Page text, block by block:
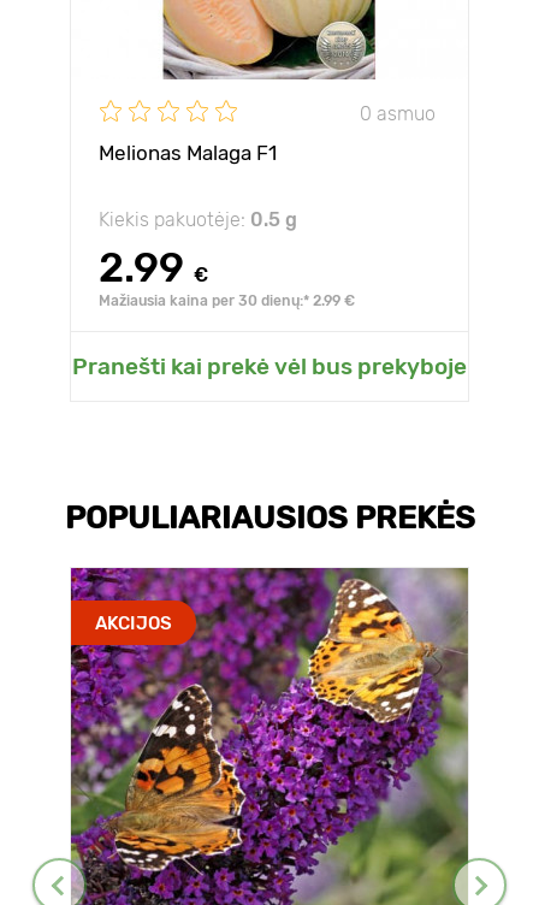
0 asmuo
Melionas Malaga F1
Kiekis pakuotėje: 0.5 g
2.99 €
Mažiausia kaina per 30 dienų:* 2.99 €
Pranešti kai prekė vėl bus prekyboje
POPULIARIAUSIOS PREKĖS
AKCIJOS